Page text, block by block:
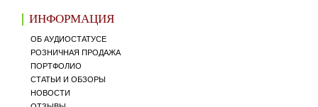
ИНФОРМАЦИЯ
ОБ АУДИОСТАТУСЕ
РОЗНИЧНАЯ ПРОДАЖА
ПОРТФОЛИО
СТАТЬИ И ОБЗОРЫ
НОВОСТИ